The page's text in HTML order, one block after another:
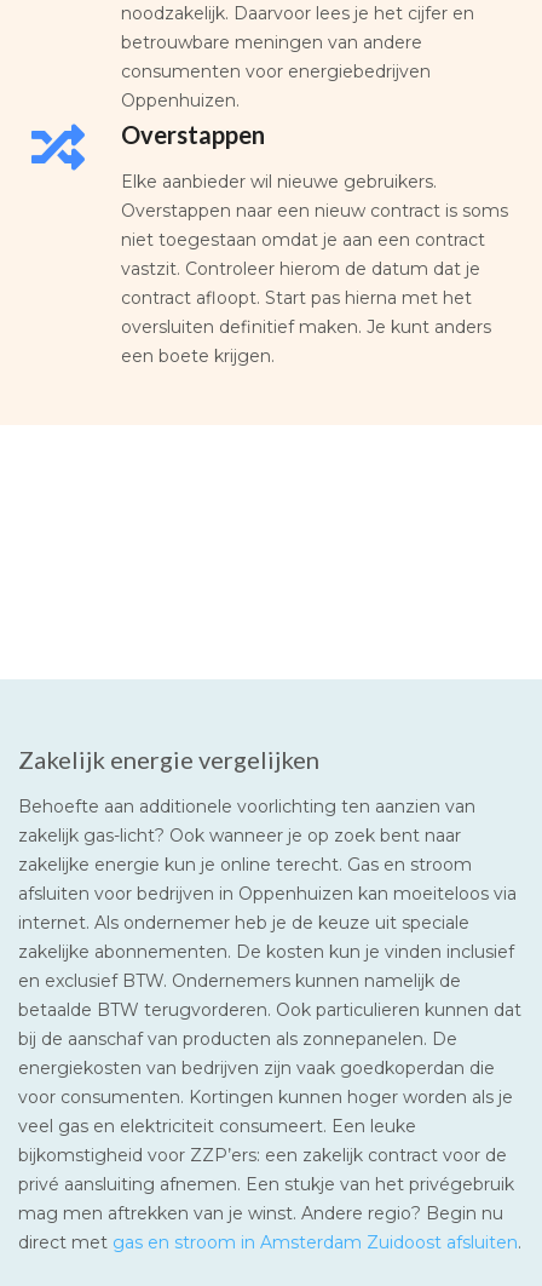
noodzakelijk. Daarvoor lees je het cijfer en
betrouwbare meningen van andere
consumenten voor energiebedrijven
Oppenhuizen.
Overstappen
Elke aanbieder wil nieuwe gebruikers.
Overstappen naar een nieuw contract is soms
niet toegestaan omdat je aan een contract
vastzit. Controleer hierom de datum dat je
contract afloopt. Start pas hierna met het
oversluiten definitief maken. Je kunt anders
een boete krijgen.
Zakelijk energie vergelijken
Behoefte aan additionele voorlichting ten aanzien van
zakelijk gas-licht? Ook wanneer je op zoek bent naar
zakelijke energie kun je online terecht. Gas en stroom
afsluiten voor bedrijven in Oppenhuizen kan moeiteloos via
internet. Als ondernemer heb je de keuze uit speciale
zakelijke abonnementen. De kosten kun je vinden inclusief
en exclusief BTW. Ondernemers kunnen namelijk de
betaalde BTW terugvorderen. Ook particulieren kunnen dat
bij de aanschaf van producten als zonnepanelen. De
energiekosten van bedrijven zijn vaak goedkoperdan die
voor consumenten. Kortingen kunnen hoger worden als je
veel gas en elektriciteit consumeert. Een leuke
bijkomstigheid voor ZZP’ers: een zakelijk contract voor de
privé aansluiting afnemen. Een stukje van het privégebruik
mag men aftrekken van je winst. Andere regio? Begin nu
direct met gas en stroom in Amsterdam Zuidoost afsluiten.